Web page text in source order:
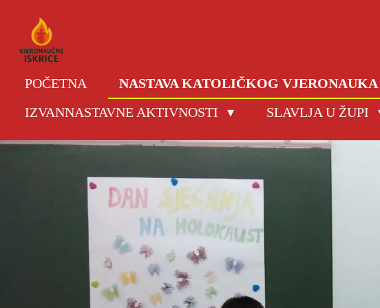
main
content
POČETNA NASTAVA KATOLIČKOG VJERONAUKA
IZVANNASTAVNE AKTIVNOSTI
SLAVLJA U ŽUPI